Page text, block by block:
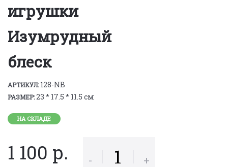
игрушки
Изумрудный
блеск
АРТИКУЛ:128-NB
РАЗМЕР:23 * 17.5 * 11.5 см
НА СКЛАДЕ
1 100 р. - +